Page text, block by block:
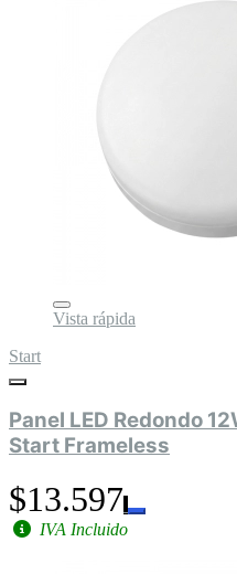
Vista rápida
Start
Panel LED Redondo
Start Frameless
$13.597
IVA Incluido